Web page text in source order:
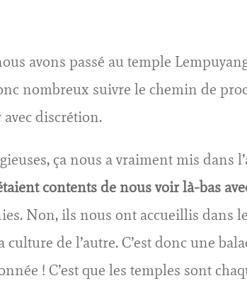
avons passé au temple
nombreux suivre le chemin de
discrétion.
ça nous a vraiment mis dans
contents de nous voir là-bas
Non, ils nous ont accueillis dans
de l’autre. C’est donc une
! C’est que les temples sont